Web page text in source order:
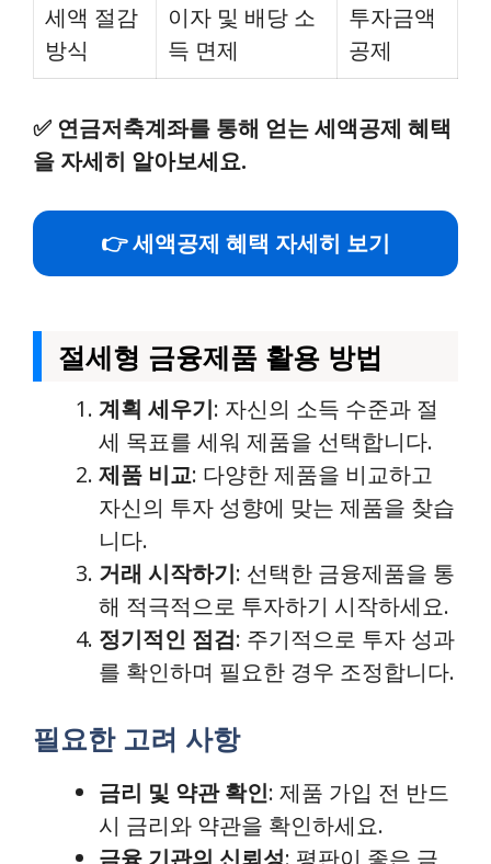
세액 절감
방식
이자 및 배당 소
득 면제
투자금액
공제
✅ 연금저축계좌를 통해 얻는 세액공제 혜택
을 자세히 알아보세요.
👉 세액공제 혜택 자세히 보기
절세형 금융제품 활용 방법
계획 세우기: 자신의 소득 수준과 절
세 목표를 세워 제품을 선택합니다.
제품 비교: 다양한 제품을 비교하고
자신의 투자 성향에 맞는 제품을 찾습
니다.
거래 시작하기: 선택한 금융제품을 통
해 적극적으로 투자하기 시작하세요.
정기적인 점검: 주기적으로 투자 성과
를 확인하며 필요한 경우 조정합니다.
필요한 고려 사항
금리 및 약관 확인: 제품 가입 전 반드
시 금리와 약관을 확인하세요.
금융 기관의 신뢰성: 평판이 좋은 금